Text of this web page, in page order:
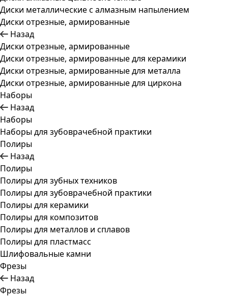
Диски металлические с алмазным напылением
Диски отрезные, армированные
Назад
Диски отрезные, армированные
Диски отрезные, армированные для керамики
Диски отрезные, армированные для металла
Диски отрезные, армированные для циркона
Наборы
Назад
Наборы
Наборы для зубоврачебной практики
Полиры
Назад
Полиры
Полиры для зубных техников
Полиры для зубоврачебной практики
Полиры для керамики
Полиры для композитов
Полиры для металлов и сплавов
Полиры для пластмасс
Шлифовальные камни
Фрезы
Назад
Фрезы